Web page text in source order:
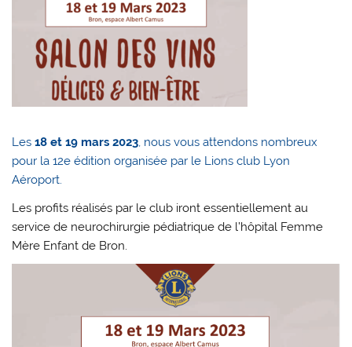
Les18 et 19 mars 2023, nous vous attendons nombreux
pour la 12e édition organisée par le Lions club Lyon
Aéroport.
Les profits réalisés par le club iront essentiellement au
service de neurochirurgie pédiatrique de l’hôpital Femme
Mère Enfant de Bron.